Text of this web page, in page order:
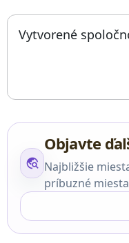
Things to do near
Vytvorené
travel_explore
Objavte
Najbližšie
príbuzné miesta